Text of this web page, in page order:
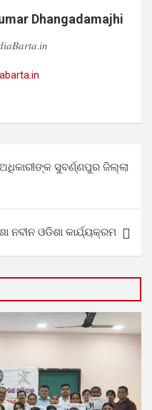
Dhangadamajhi
ସୁବର୍ଣ୍ଣପୁର ଜିଲ୍ଲା
ନବୀନ ଓଡିଶା କାର୍ଯ୍ୟକ୍ରମ